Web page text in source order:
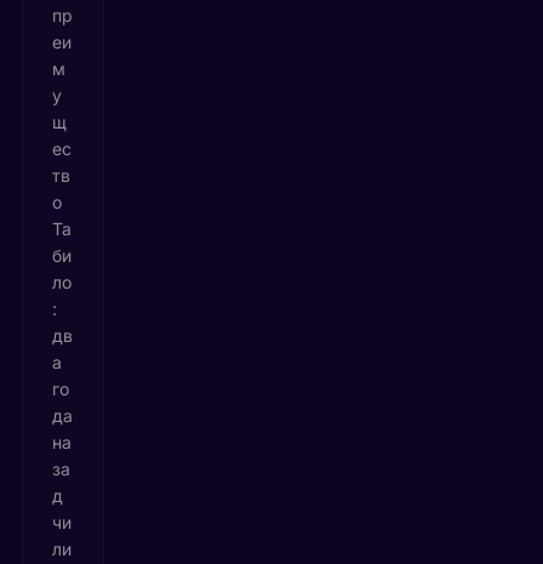
пр
еи
м
у
щ
ес
тв
о
Та
би
ло
:
дв
а
го
да
на
за
д
чи
ли